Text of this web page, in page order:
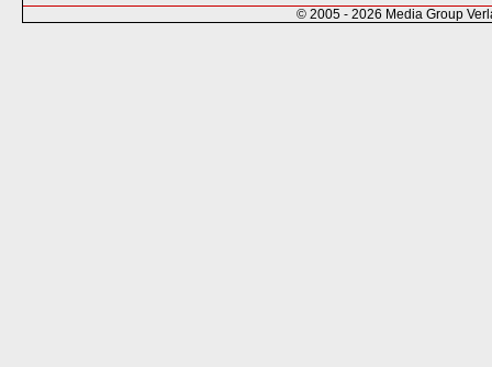
© 2005 - 2026 Media Group